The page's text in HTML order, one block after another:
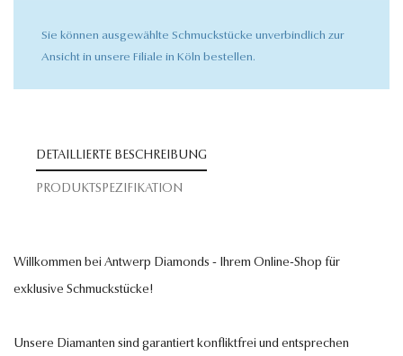
Sie können ausgewählte Schmuckstücke unverbindlich zur
Ansicht in unsere Filiale in Köln bestellen.
DETAILLIERTE BESCHREIBUNG
PRODUKTSPEZIFIKATION
Willkommen bei Antwerp Diamonds - Ihrem Online-Shop für
exklusive Schmuckstücke!
Unsere Diamanten sind garantiert konfliktfrei und entsprechen